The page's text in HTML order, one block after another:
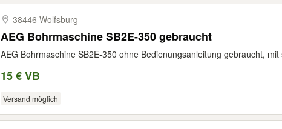
38446 Wolfsburg
AEG Bohrmaschine SB2E-350 gebraucht
AEG Bohrmaschine SB2E-350 ohne Bedienungsanleitung gebraucht,
15 € VB
Versand möglich